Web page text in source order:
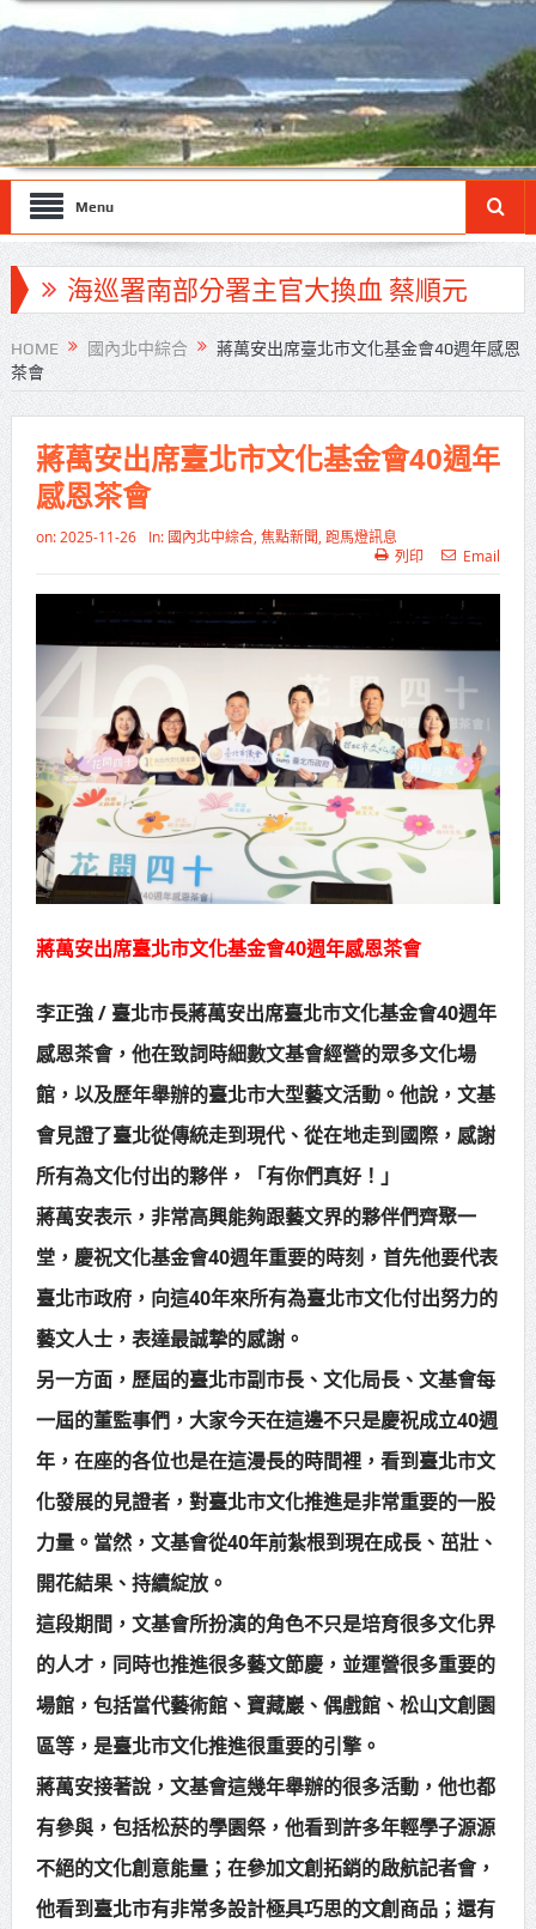
Menu
海巡署南部分署主官大換血 蔡順元
勉提升巡防戰力
北市鮮奶週報再升級！8月31日補助
擴大至國中生
雙北合作里程碑！萬大線動態測試
侯友宜蔣萬安攜手視察
高齡健康產業博覽會8/7盛大登場 新
北形象館亮相
打鐵厝北側產業園區產業設施公共
動土創造千個就業機會
高雄「三民運動中心」市長陳其
邁、運動部長李洋各界貴賓共同揭幕
高雄東照山關帝廟全國國中小學書
法比賽 圓滿落幕
蔣萬安再拋出「倒閣說」 喊推陳其
邁組閣
賴總統肯定「金唐獎」得獎者及入
圍者 允諾完善支持體系
HOME 國內北中綜合
蔣萬安出席臺北市文化基金會40週年感恩
茶會
蔣萬安出席臺北市文化基金會40週年
感恩茶會
on: 2025-11-26 In: 國內北中綜合, 焦點新聞 跑馬燈訊息
列印
Email
蔣萬安出席臺北市文化基金會40週年感恩茶會
李正強 / 臺北市長蔣萬安出席臺北市文化基金會40週年
感恩茶會，他在致詞時細數文基會經營的眾多文化場
館，以及歷年舉辦的臺北市大型藝文活動。他說，文基
會見證了臺北從傳統走到現代、從在地走到國際，感謝
所有為文化付出的夥伴，「有你們真好！」
蔣萬安表示，非常高興能夠跟藝文界的夥伴們齊聚一
堂，慶祝文化基金會40週年重要的時刻，首先他要代表
臺北市政府，向這40年來所有為臺北市文化付出努力的
藝文人士，表達最誠摯的感謝。
另一方面，歷屆的臺北市副市長、文化局長、文基會每
一屆的董監事們，大家今天在這邊不只是慶祝成立40週
年，在座的各位也是在這漫長的時間裡，看到臺北市文
化發展的見證者，對臺北市文化推進是非常重要的一股
力量。當然，文基會從40年前紮根到現在成長、茁壯、
開花結果、持續綻放。
這段期間，文基會所扮演的角色不只是培育很多文化界
的人才，同時也推進很多藝文節慶，並運營很多重要的
場館，包括當代藝術館、寶藏巖、偶戲館、松山文創園
區等，是臺北市文化推進很重要的引擎。
蔣萬安接著說，文基會這幾年舉辦的很多活動，他也都
有參與，包括松菸的學園祭，他看到許多年輕學子源源
不絕的文化創意能量；在參加文創拓銷的啟航記者會，
他看到臺北市有非常多設計極具巧思的文創商品；還有